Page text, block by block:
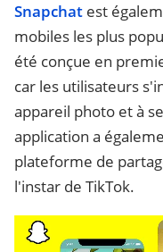
Snapchat est
mobiles les plus
été conçue en
car les utilisateurs
appareil photo et à
application a
plateforme de
l'instar de TikTok.